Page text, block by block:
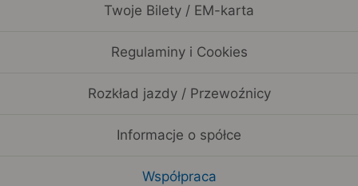
Twoje Bilety / EM-karta
Regulaminy i Cookies
Rozkład jazdy / Przewoźnicy
Informacje o spółce
Współpraca